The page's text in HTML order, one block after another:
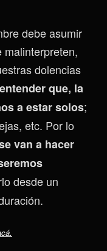
debe asumir
malinterpreten,
dolencias
entender que, la
a estar solos;
etc. Por lo
van a hacer
desde un